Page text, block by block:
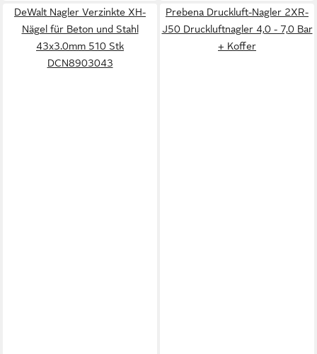
DeWalt Nagler Verzinkte XH-
Nägel für Beton und Stahl
43x3.0mm 510 Stk
DCN8903043
Prebena Druckluft-Nagler 2XR-
J50 Druckluftnagler 4,0 - 7,0 Bar
+ Koffer